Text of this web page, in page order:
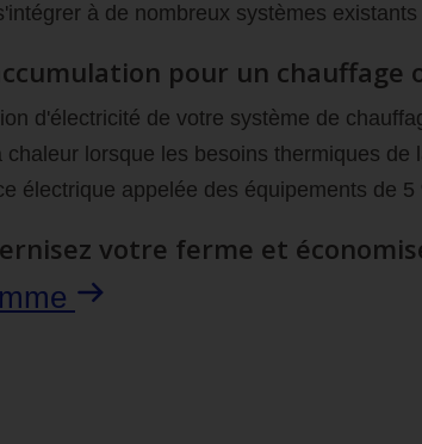
à de nombreux systèmes
pour un chauffage
d'électricité de votre système de
lorsque les besoins thermiques
électrique appelée des équipements de 5
votre ferme et